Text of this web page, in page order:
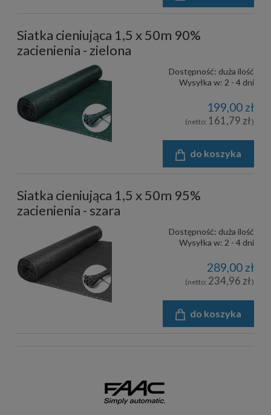
Siatka cieniująca 1,5 x 50m 90%
zacienienia - zielona
Dostępność: duża ilość
Wysyłka w: 2 - 4 dni
199,00 zł
(netto: 161,79 zł)
do koszyka
Siatka cieniująca 1,5 x 50m 95%
zacienienia - szara
Dostępność: duża ilość
Wysyłka w: 2 - 4 dni
289,00 zł
(netto: 234,96 zł)
do koszyka